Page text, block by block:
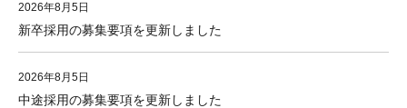
2026年8月5日
新卒採用の募集要項を更新しました
2026年8月5日
中途採用の募集要項を更新しました